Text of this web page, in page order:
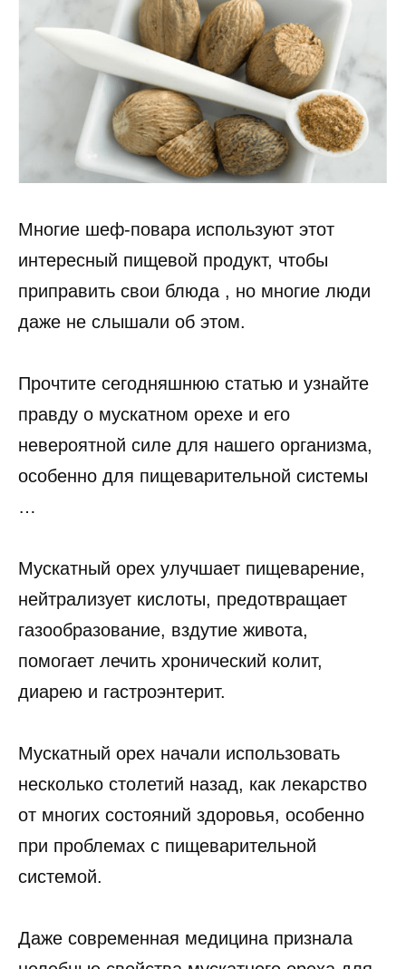
Многие шеф-повара используют этот
интересный пищевой продукт, чтобы
приправить свои блюда , но многие люди
даже не слышали об этом.
Прочтите сегодняшнюю статью и узнайте
правду о мускатном орехе и его
невероятной силе для нашего организма,
особенно для пищеварительной системы
…
Мускатный орех улучшает пищеварение,
нейтрализует кислоты, предотвращает
газообразование, вздутие живота,
помогает лечить хронический колит,
диарею и гастроэнтерит.
Мускатный орех начали использовать
несколько столетий назад, как лекарство
от многих состояний здоровья, особенно
при проблемах с пищеварительной
системой.
Даже современная медицина признала